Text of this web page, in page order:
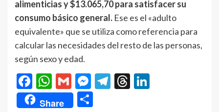
alimenticias y $13.065,70 para satisfacer su
consumo básico general. Ese es el «adulto
equivalente» que se utiliza como referencia para
calcular las necesidades del resto de las personas,
según sexo y edad.
Facebook
WhatsApp
GmailMessenger
Telegram
Threads
Share